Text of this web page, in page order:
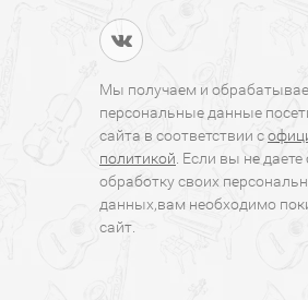
Мы получаем и
персональные данные
сайта в соответствии с
политикой . Если вы не
обработку своих
данных,вам необходимо
сайт.